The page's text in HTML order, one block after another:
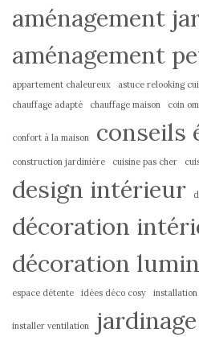
aménagement
aménagement
appartement chaleureux astuce relooking
chauffage adapté
chauffage maison coin
confort à la maison conseils
construction jardinière cuisine pas cher
design intérieur
décoration
décoration
espace détente idées déco cosy
installer ventilation
jardinage